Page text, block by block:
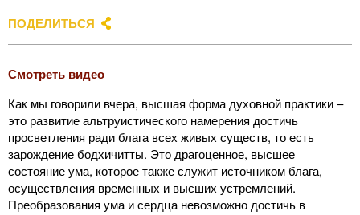
ПОДЕЛИТЬСЯ
Смотреть видео
Как мы говорили вчера, высшая форма духовной практики –
это развитие альтруистического намерения достичь
просветления ради блага всех живых существ, то есть
зарождение бодхичитты. Это драгоценное, высшее
состояние ума, которое также служит источником блага,
осуществления временных и высших устремлений.
Преобразования ума и сердца невозможно достичь в